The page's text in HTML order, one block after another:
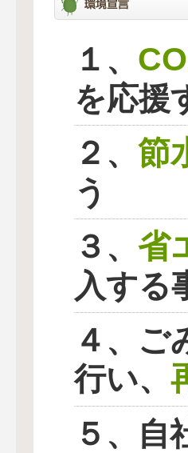
１、
を応援
２、 節
う
３、 省
入する
４、ご
行い、
５、自